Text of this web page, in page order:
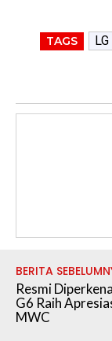
TAGS
BERITA
Resmi
G6 Raih
MWC